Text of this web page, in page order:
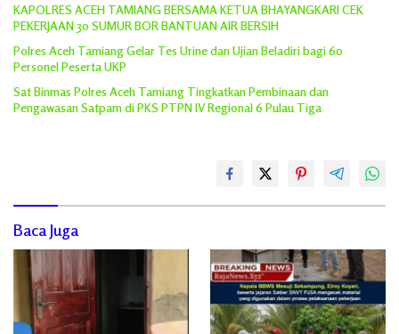
KAPOLRES ACEH TAMIANG BERSAMA KETUA BHAYANGKARI CEK
PEKERJAAN 30 SUMUR BOR BANTUAN AIR BERSIH
Polres Aceh Tamiang Gelar Tes Urine dan Ujian Beladiri bagi 60
Personel Peserta UKP
Sat Binmas Polres Aceh Tamiang Tingkatkan Pembinaan dan
Pengawasan Satpam di PKS PTPN IV Regional 6 Pulau Tiga
Baca Juga